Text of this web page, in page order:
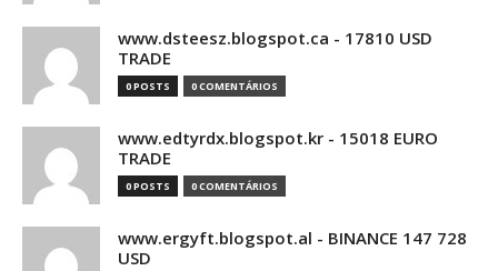
www.dsteesz.blogspot.ca - 17810 USD
TRADE
0 POSTS 0 COMENTÁRIOS
www.edtyrdx.blogspot.kr - 15018 EURO
TRADE
0 POSTS 0 COMENTÁRIOS
www.ergyft.blogspot.al - BINANCE 147 728
USD